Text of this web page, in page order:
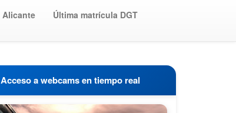
Alicante Última matrícula DGT
Acceso a webcams en tiempo real